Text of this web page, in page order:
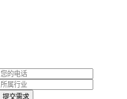
提交需求